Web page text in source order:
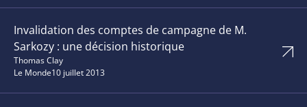
Invalidation des comptes de campagne de M.
Sarkozy : une décision historique
Thomas Clay
Le Monde10 juillet 2013